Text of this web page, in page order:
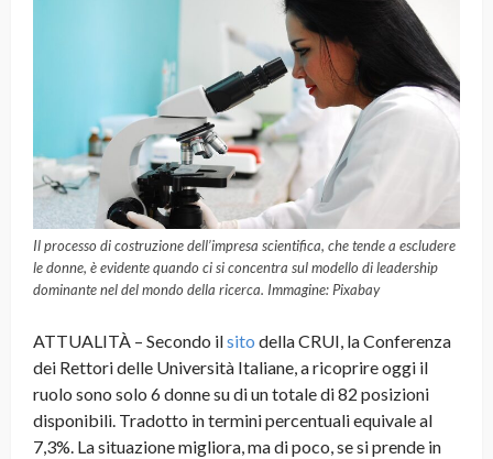
Il processo di costruzione dell’impresa scientifica, che tende a escludere
le donne, è evidente quando ci si concentra sul modello di leadership
dominante nel del mondo della ricerca. Immagine: Pixabay
ATTUALITÀ – Secondo ilsito della CRUI, la Conferenza
dei Rettori delle Università Italiane, a ricoprire oggi il
ruolo sono solo 6 donne su di un totale di 82 posizioni
disponibili. Tradotto in termini percentuali equivale al
7,3%. La situazione migliora, ma di poco, se si prende in